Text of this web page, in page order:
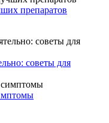
препаратов
советы для